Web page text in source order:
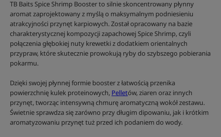
TB Baits Spice Shrimp Booster to silnie skoncentrowany płynny
aromat zaprojektowany z myślą o maksymalnym podniesieniu
atrakcyjności przynęt karpiowych. Został opracowany na bazie
charakterystycznej kompozycji zapachowej Spice Shrimp, czyli
połączenia głębokiej nuty krewetki z dodatkiem orientalnych
przypraw, które skutecznie prowokują ryby do szybszego pobierania
pokarmu.
Dzięki swojej płynnej formie booster z łatwością przenika
powierzchnię kulek proteinowych, Pelletów, ziaren oraz innych
przynęt, tworząc intensywną chmurę aromatyczną wokół zestawu.
Świetnie sprawdza się zarówno przy długim dipowaniu, jak i krótkim
aromatyzowaniu przynęt tuż przed ich podaniem do wody.